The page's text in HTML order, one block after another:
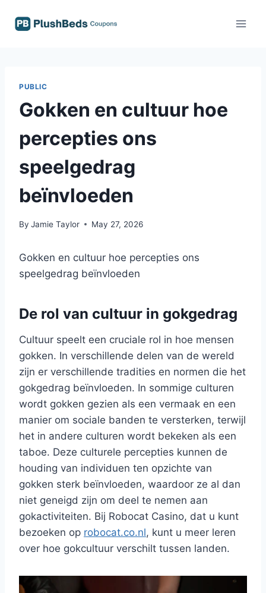
PUBLIC
Gokken en cultuur hoe
percepties ons
speelgedrag
beïnvloeden
By Jamie Taylor May 27, 2026
Gokken en cultuur hoe percepties ons
speelgedrag beïnvloeden
De rol van cultuur in gokgedrag
Cultuur speelt een cruciale rol in hoe mensen
gokken. In verschillende delen van de wereld
zijn er verschillende tradities en normen die het
gokgedrag beïnvloeden. In sommige culturen
wordt gokken gezien als een vermaak en een
manier om sociale banden te versterken, terwijl
het in andere culturen wordt bekeken als een
taboe. Deze culturele percepties kunnen de
houding van individuen ten opzichte van
gokken sterk beïnvloeden, waardoor ze al dan
niet geneigd zijn om deel te nemen aan
gokactiviteiten. Bij Robocat Casino, dat u kunt
bezoeken op robocat.co.nl, kunt u meer leren
over hoe gokcultuur verschilt tussen landen.